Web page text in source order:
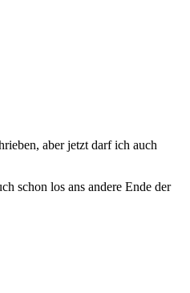
aber jetzt darf ich auch
schon los ans andere Ende der